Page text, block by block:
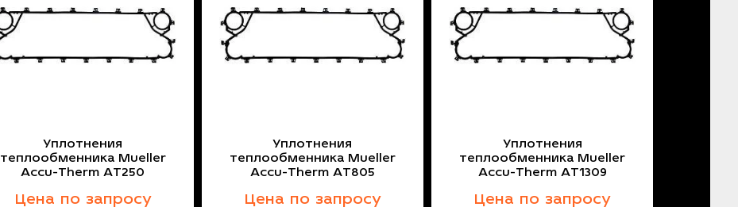
Уплотнения
теплообменника Mueller
Accu-Therm AT250
Цена по запросу
Уплотнения
теплообменника Mueller
Accu-Therm AT805
Цена по запросу
Уплотнения
теплообменника Mueller
Accu-Therm AT1309
Цена по запросу